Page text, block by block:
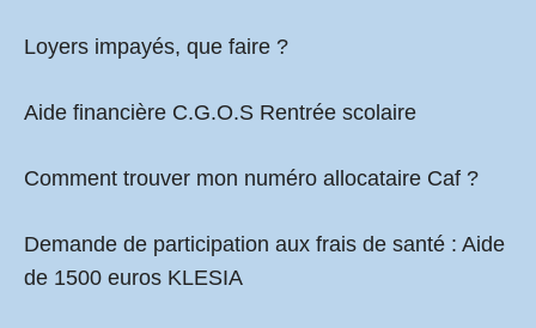
Loyers impayés, que faire ?
Aide financière C.G.O.S Rentrée scolaire
Comment trouver mon numéro allocataire Caf ?
Demande de participation aux frais de santé : Aide
de 1500 euros KLESIA